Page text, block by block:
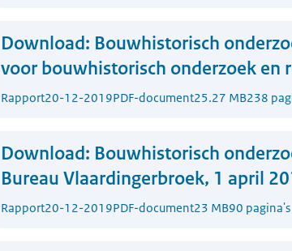
Download: Bouwhistorisch
voor bouwhistorisch onderzoek en
Rapport20-12-2019PDF-document25.27 MB238
Download: Bouwhistorisch
Bureau Vlaardingerbroek, 1 april
Rapport20-12-2019PDF-document23 MB90 pagina's